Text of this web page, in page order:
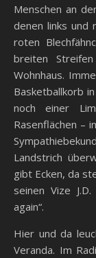
Menschen an
denen links und
roten
breiten
Wohnhaus.
Basketballkorb
noch einer
Rasenflächen –
Landstrich
gibt Ecken, da
seinen Vize
again“.
Hier und da
Veranda. Im